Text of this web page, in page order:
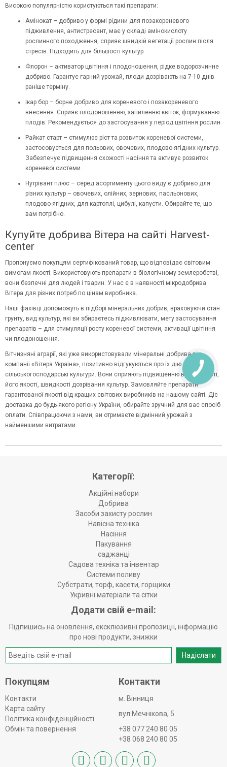
Високою популярністю користуються такі препарати:
Амінокат – добриво у формі рідини для позакореневого
підживлення, антистресант, має у складі амінокислоту
рослинного походження, сприяє швидкій вегетації рослин після
стресів. Підходить для більшості культур.
Флорон – активатор цвітіння і плодоношення, рідке водорозчинне
добриво. Гарантує гарний урожай, плоди дозрівають на 7-10 днів
раніше терміну.
Ікар бор – борне добриво для кореневого і позакореневого
внесення. Сприяє плодоношенню, запиленню квіток, формуванню
плодів. Рекомендується до застосування у період цвітіння рослин.
Райкат старт – стимулює ріст та розвиток кореневої системи,
застосовується для польових, овочевих, плодово-ягідних культур.
Забезпечує підвищення схожості насіння та активує розвиток
кореневої системи.
Нутрівант плюс – серед асортименту цього виду є добриво для
різних культур – овочевих, олійних, зернових, пасльонових,
плодово-ягідних, для картоплі, цибулі, капусти. Обирайте те, що
вам потрібно.
Купуйте добрива Вітера на сайті Harvest-
center
Пропонуємо покупцям сертифікований товар, що відповідає світовим
вимогам якості. Використовують препарати в біологічному землеробстві,
вони безпечні для людей і тварин. У нас є в наявності мікродобрива
Вітера для різних потреб по цінам виробника.
Наші фахівці допоможуть в підборі мінеральних добрив, враховуючи стан
грунту, вид культур, які ви збираєтесь підживлювати, мету застосування
препаратів – для стимуляції росту кореневої системи, активації цвітіння
чи плодоношення.
Вітчизняні аграрії, які уже використовували мінеральні добрива від
компанії «Вітера Україна», позитивно відгукуються про їх дію на
сільськогосподарські культури. Вони сприяють підвищенню врожайності,
його якості, швидкості дозрівання культур. Замовляйте препарати
гарантованої якості від кращих світових виробників на нашому сайті. Діє
доставка до будь-якого регіону України, обирайте зручний для вас спосіб
оплати. Співпрацюючи з нами, ви отримаєте відмінний урожай з
найменшими витратами.
Категорії:
Акційні набори
Добрива
Засоби захисту рослин
Навісна техніка
Насіння
Пакування
саджанці
Садова техніка та інвентар
Системи поливу
Субстрати, торф, касети, горщики
Укривні матеріали та сітки
Додати свій e-mail:
Підпишись на оновлення, ексклюзивні пропозиції, інформацію
про нові продукти, знижки
Надіслати
Покупцям
Контакти
Карта сайту
Політика конфіденційності
Обмін та повернення
Контакти
м. Вінниця
вул Мечнікова, 5
+38 077 240 80 05
+38 068 240 80 05